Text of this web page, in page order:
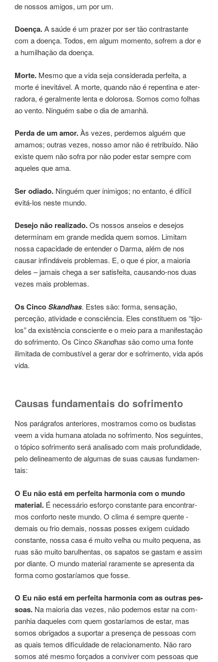
de nos­sos ami­gos, um por um.
Doença.A saúde é um pra­zer por ser tão con­tras­tan­te
com a doen­ça. Todos, em algum momen­to, ­sofrem a dor e
a humilhação da doença.
Morte. Mesmo que a vida seja con­si­de­ra­da perfeita, a
morte é inevitável. A morte, quando não é repen­ti­na e ater­
ra­do­ra, é geral­men­te lenta e dolo­ro­sa. Somos como folhas
ao vento. Ninguém sabe o dia de ama­nhã.
Perda de um amor.Às vezes, per­de­mos ­alguém que
ama­mos; ­outras vezes, nosso amor não é retri­buí­do. Não
exis­te quem não sofra por não poder estar sem­pre com
aqueles que ama.
Ser odia­do. Ninguém quer ini­mi­gos; no entanto, é difí­cil
evitá-los neste mundo.
Desejo não rea­li­za­do.Os nossos anseios e dese­jos
deter­mi­nam em gran­de medi­da quem somos. Limitam
nossa capa­ci­da­de de enten­der o Darma, além de nos
causar infin­dá­veis pro­ble­mas. E, o que é pior, a maio­ria
deles – jamais chega a ser satisfeita, causan­do-nos duas
vezes mais pro­ble­mas.
Os CincoSkandhas. Estes são: forma, sen­sa­ção,
perceção, ati­vi­da­de e consciência. Eles cons­ti­tuem os “tijo­
los” da exis­tên­cia cons­cien­te e o meio para a manifesta­ção
do sofri­men­to. Os CincoSkandhas são como uma fonte
ilimi­ta­da de combus­tí­vel a gerar dor e sofri­men­to, vida após
vida.
Causas fun­da­men­tais do sofri­men­to
Nos pará­gra­fos ante­rio­res, mos­tra­mos como os budis­tas
veem a vida huma­na atola­da no sofri­men­to. Nos seguin­tes,
o tópi­co sofrimento será analisado com mais pro­fun­di­da­de,
pelo delineamen­to de algu­mas de suas causas fun­da­men­
tais:
O Eu não está em perfeita harmonia com o mundo
material. É necessá­rio esfor­ço cons­tan­te para encon­trar­
mos con­for­to neste mundo. O clima é sem­pre quen­te ­
demais ou frio ­demais, nos­sas pos­ses exi­gem cui­da­do
cons­tan­te, nossa casa é muito velha ou muito peque­na, as
ruas são muito baru­lhen­tas, os sapa­tos se gas­tam e assim
por dian­te. O mundo mate­rial raramen­te se apre­sen­ta da
forma como gos­ta­ría­mos que fosse.
O Eu não está em per­fei­ta har­mo­nia com as ­outras pes­
soas. Na maio­ria das vezes, não pode­mos estar na com­
pa­nhia daque­les com quem gostaría­mos de estar, mas
somos obri­ga­dos a supor­tar a presença de pes­soas com
as quais temos difi­cul­da­de de relacionamen­to. Não raro
somos até mesmo for­ça­dos a conviver com pessoas que